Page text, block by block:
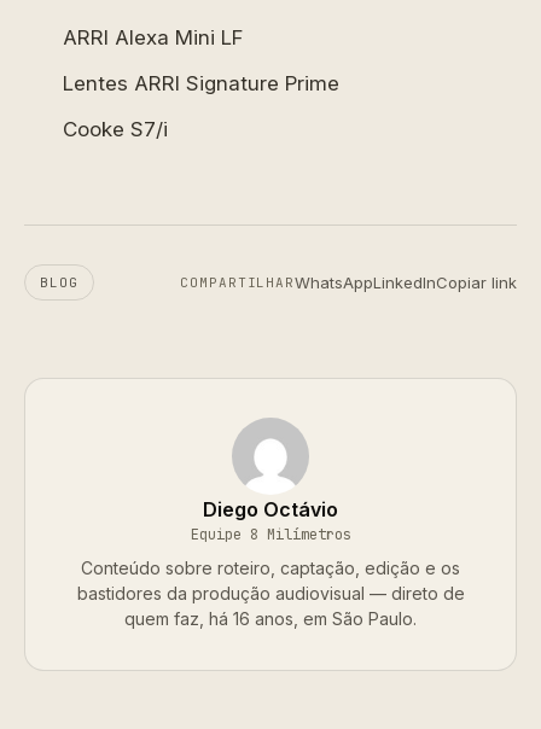
ARRI Alexa Mini LF
Lentes ARRI Signature Prime
Cooke S7/i
BLOG COMPARTILHARWhatsAppLinkedInCopiar link
Diego Octávio
Equipe 8 Milímetros
Conteúdo sobre roteiro, captação, edição e os
bastidores da produção audiovisual — direto de
quem faz, há 16 anos, em São Paulo.